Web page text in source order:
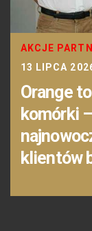
AKCJE
13 LIPCA
Orange
komórki
klientów